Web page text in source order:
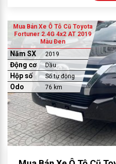
Mua Bán Xe Ô Tô Cũ Toyota
Fortuner 2.4G 4x2 AT 2019
Màu Đen
Năm SX 2019
Động cơ Dầu
Hộp số Số tự động
Odo 76 km